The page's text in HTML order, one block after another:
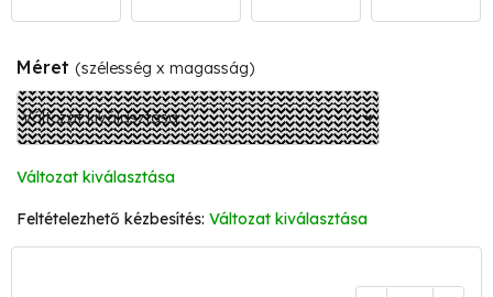
Méret (szélesség x magasság)
Változat kiválasztása
Változat kiválasztása